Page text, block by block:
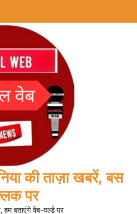
की ताज़ा खबरें, बस
पर
बताएंगे वेब-वर्ल्ड पर